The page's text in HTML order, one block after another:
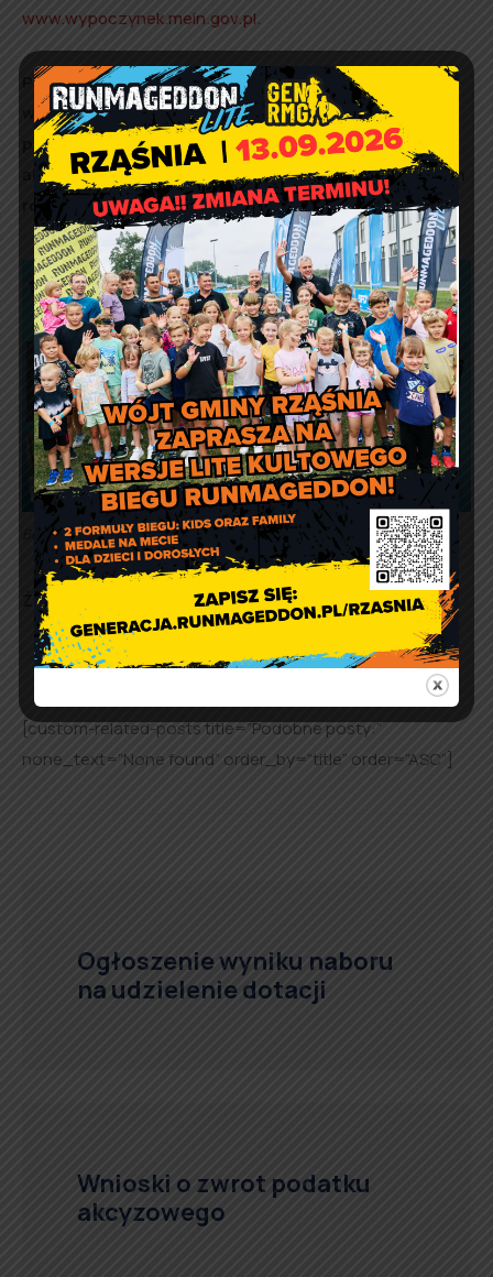
www.wypoczynek.mein.gov.pl.
Przestrzeganie zasad bezpieczeństwa, świadomość
występujących zagrożeń oraz właściwa edukacja z
pewnością pozwolą cieszyć się zimową aurą oraz
aktywnie spędzić ferie zimowe w domu i poza domem
rozwijając przy tym swoje pasje.
Bezpieczny i aktywny zimowy wypoczynek 2024
Źródło: Komenda Powiatowa Policji w Pajęcznie.
[custom-related-posts title=”Podobne posty:”
none_text=”None found” order_by=”title” order=”ASC”]
Ogłoszenie wyniku naboru
na udzielenie dotacji
Wnioski o zwrot podatku
akcyzowego